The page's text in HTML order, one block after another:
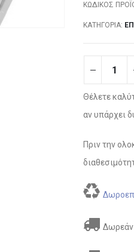
ΚΩΔΙΚΌΣ
ΚΑΤΗΓΟΡΊΑ:
Θέλετε
αν υπάρχει
Πριν την